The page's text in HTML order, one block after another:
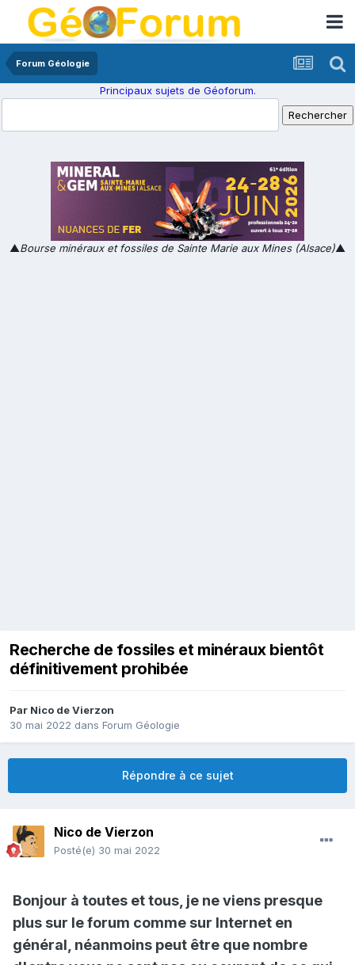
Forum Géologie
Principaux sujets de Géoforum.
▲Bourse minéraux et fossiles de Sainte Marie aux Mines (Alsace)▲
Recherche de fossiles et minéraux bientôt
définitivement prohibée
Par Nico de Vierzon
30 mai 2022 dans Forum Géologie
Répondre à ce sujet
Nico de Vierzon
Posté(e) 30 mai 2022
Bonjour à toutes et tous, je ne viens presque
plus sur le forum comme sur Internet en
général, néanmoins peut être que nombre